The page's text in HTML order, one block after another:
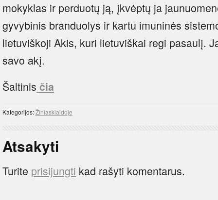
mokyklas ir perduotų ją, įkvėptų ja
gyvybinis branduolys ir kartu imuninės
lietuviškoji Akis, kuri lietuviškai regi pasaulį.
savo akį.
Šaltinis čia
Kategorijos:Žiniasklaidoje
Atsakyti
Turite prisijungti kad rašyti komentarus.